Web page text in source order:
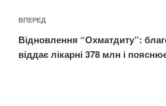
Наступний
запис
ВПЕРЕД
Відновлення “Охматдиту”:
віддає лікарні 378 млн і